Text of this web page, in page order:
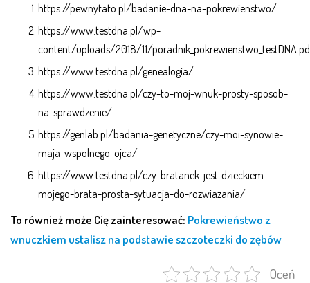
https://pewnytato.pl/badanie-dna-na-pokrewienstwo/
https://www.testdna.pl/wp-
content/uploads/2018/11/
https://www.testdna.pl/genealogia/
https://www.testdna.pl/czy-to-moj-wnuk-prosty-sposob-
na-sprawdzenie/
https://genlab.pl/badania-genetyczne/czy-moi-synowie-
maja-wspolnego-ojca/
https://www.testdna.pl/czy-bratanek-jest-dzieckiem-
mojego-brata-prosta-sytuacja-do-rozwiazania/
To również może Cię zainteresować: Pokrewieństwo z
wnuczkiem ustalisz na podstawie szczoteczki do zębów
Oceń